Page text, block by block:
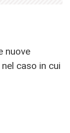
nuove
caso in cui